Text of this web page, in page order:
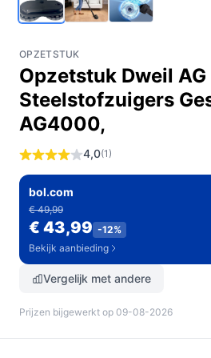
OPZETSTUK
Opzetstuk Dweil AG
Steelstofzuigers
AG4000,
4,0(1)
bol.com
€ 49,99
€ 43,99 -12%
Bekijk aanbieding
Vergelijk met andere
Prijzen bijgewerkt op 09-08-2026